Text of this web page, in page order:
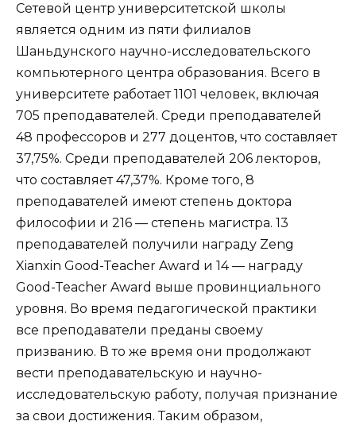
Сетевой центр университетской школы
является одним из пяти филиалов
Шаньдунского научно-исследовательского
компьютерного центра образования. Всего в
университете работает 1101 человек, включая
705 преподавателей. Среди преподавателей
48 профессоров и 277 доцентов, что составляет
37,75%. Среди преподавателей 206 лекторов,
что составляет 47,37%. Кроме того, 8
преподавателей имеют степень доктора
философии и 216 — степень магистра. 13
преподавателей получили награду Zeng
Xianxin Good-Teacher Award и 14 — награду
Good-Teacher Award выше провинциального
уровня. Во время педагогической практики
все преподаватели преданы своему
призванию. В то же время они продолжают
вести преподавательскую и научно-
исследовательскую работу, получая признание
за свои достижения. Таким образом,